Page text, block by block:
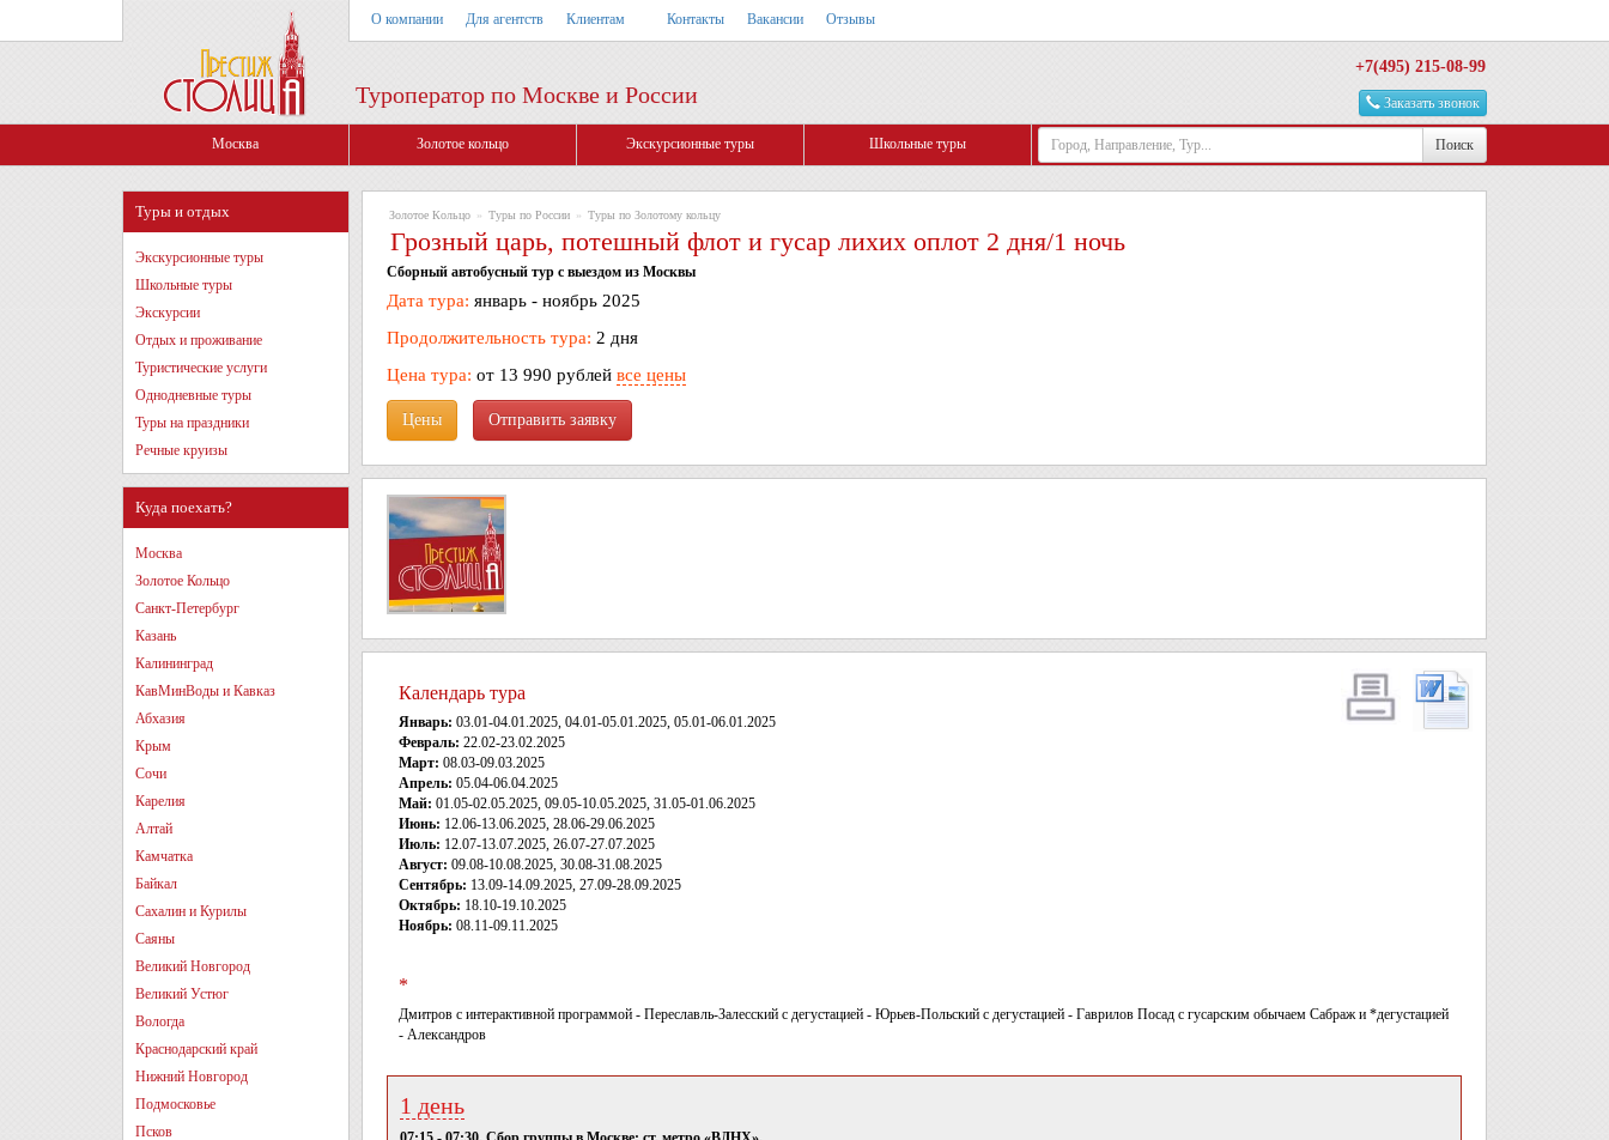
О компании Для агентств Клиентам Контакты Вакансии Отзывы
Туроператор по Москве и России
+7(495) 215-08-99
Заказать звонок
Москва Золотое кольцо Экскурсионные туры Школьные туры Поиск
Туры и отдых
Экскурсионные туры
Школьные туры
Экскурсии
Отдых и проживание
Туристические услуги
Однодневные туры
Туры на праздники
Речные круизы
Куда поехать?
Москва
Золотое Кольцо
Санкт-Петербург
Казань
Калининград
КавМинВоды и Кавказ
Абхазия
Крым
Сочи
Карелия
Алтай
Камчатка
Байкал
Сахалин и Курилы
Саяны
Великий Новгород
Великий Устюг
Вологда
Краснодарский край
Нижний Новгород
Подмосковье
Псков
Золотое Кольцо » Туры по России » Туры по Золотому кольцу
Грозный царь, потешный флот и гусар лихих оплот 2 дня/1 ночь
Сборный автобусный тур с выездом из Москвы
Дата тура: январь - ноябрь 2025
Продолжительность тура: 2 дня
Цена тура: от 13 990 рублей все цены
Цены
Календарь тура
Январь: 03.01-04.01.2025, 04.01-05.01.2025, 05.01-06.01.2025
Февраль: 22.02-23.02.2025
Март: 08.03-09.03.2025
Апрель: 05.04-06.04.2025
Май: 01.05-02.05.2025, 09.05-10.05.2025, 31.05-01.06.2025
Июнь: 12.06-13.06.2025, 28.06-29.06.2025
Июль: 12.07-13.07.2025, 26.07-27.07.2025
Август: 09.08-10.08.2025, 30.08-31.08.2025
Сентябрь: 13.09-14.09.2025, 27.09-28.09.2025
Октябрь: 18.10-19.10.2025
Ноябрь: 08.11-09.11.2025
*
Дмитров с интерактивной программой - Переславль-Залесский с дегустацией - Юрьев-Польский с дегустацией - Гаврилов Посад с гусарским обычаем Сабраж и *дегустацией
- Александров
1 день